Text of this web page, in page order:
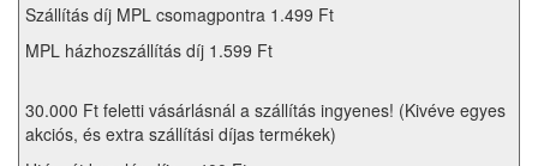
Szállítás díj MPL csomagpontra 1.499 Ft
MPL házhozszállítás díj 1.599 Ft
30.000 Ft feletti vásárlásnál a szállítás ingyenes! (Kivéve egyes
akciós, és extra szállítási díjas termékek)